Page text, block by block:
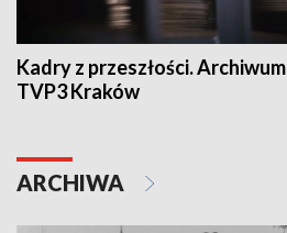
Kadry z przeszłości. Archiwum
TVP3 Kraków
ARCHIWA